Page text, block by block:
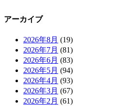
アーカイブ
2026年8月 (19)
2026年7月 (81)
2026年6月 (83)
2026年5月 (94)
2026年4月 (93)
2026年3月 (67)
2026年2月 (61)